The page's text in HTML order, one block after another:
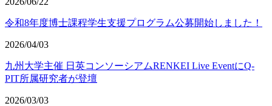
令和8年度博士課程学生支援プログラム公募開始しました！
2026/04/03
九州大学主催 日英コンソーシアムRENKEI Live EventにQ-
PIT所属研究者が登壇
2026/03/03